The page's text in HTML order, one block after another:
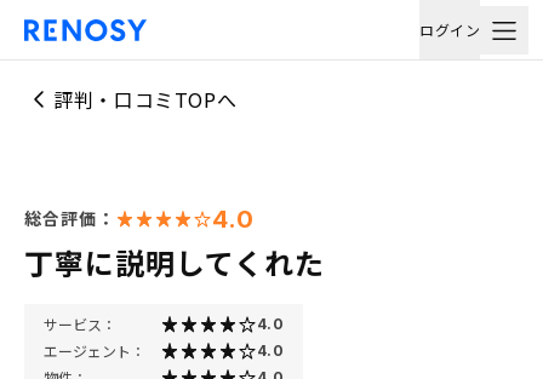
ログイン
評判・口コミTOPへ
総合評価： 4.0
丁寧に説明してくれた
サービス： 4.0
エージェント： 4.0